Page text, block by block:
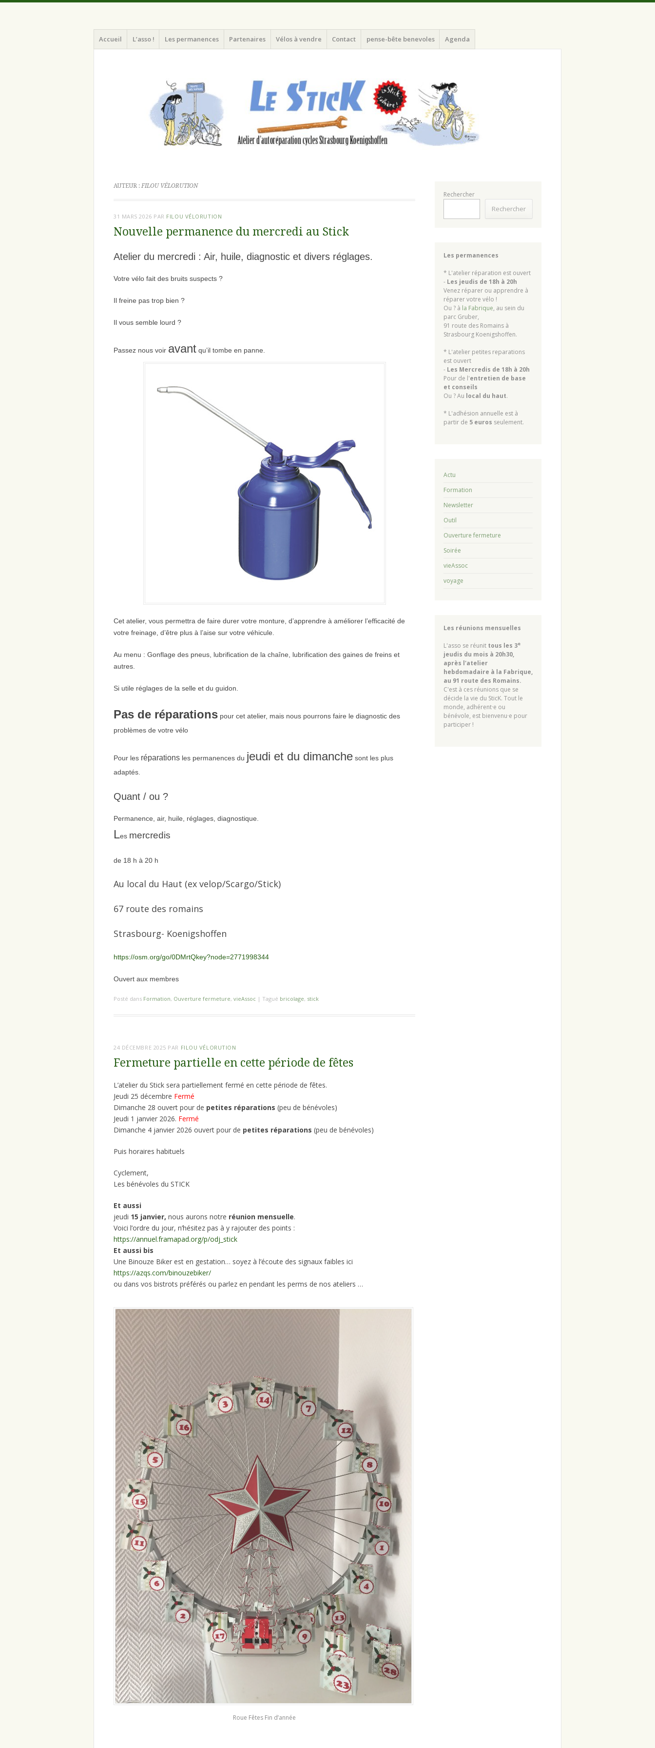
Le Stick
Atelier d'autoreparation cycles Strasbourg Koeunigshoffen
Menu
Aller
au
Accueil L’asso ! Les permanences Partenaires Vélos à vendre Contact pense-bête benevoles Agenda
AUTEUR : FILOU VÉLORUTION
31 MARS 2026 PAR FILOU VÉLORUTION
Nouvelle permanence du mercredi au Stick
Atelier du mercredi : Air, huile, diagnostic et divers réglages.
Votre vélo fait des bruits suspects ?
Il freine pas trop bien ?
Il vous semble lourd ?
Passez nous voir avant qu’il tombe en panne.
Cet atelier, vous permettra de faire durer votre monture, d’apprendre à améliorer l’efficacité de
votre freinage, d’être plus à l’aise sur votre véhicule.
Au menu : Gonflage des pneus, lubrification de la chaîne, lubrification des gaines de freins et
autres.
Si utile réglages de la selle et du guidon.
Pas de réparations pour cet atelier, mais nous pourrons faire le diagnostic des
problèmes de votre vélo
Pour les réparations les permanences du jeudi et du dimanche sont les plus
adaptés.
Quant / ou ?
Permanence, air, huile, réglages, diagnostique.
Les mercredis
de 18 h à 20 h
Au local du Haut (ex velop/Scargo/Stick)
67 route des romains
Strasbourg- Koenigshoffen
https://osm.org/go/0DMrtQkey?node=2771998344
Ouvert aux membres
Posté dans Formation, Ouverture fermeture, vieAssoc | Tagué bricolage, stick
24 DÉCEMBRE 2025 PAR FILOU VÉLORUTION
Fermeture partielle en cette période de fêtes
L’atelier du Stick sera partiellement fermé en cette période de fêtes.
Jeudi 25 décembre Fermé
Dimanche 28 ouvert pour de petites réparations (peu de bénévoles)
Jeudi 1 janvier 2026. Fermé
Dimanche 4 janvier 2026 ouvert pour de petites réparations (peu de bénévoles)
Puis horaires habituels
Cyclement,
Les bénévoles du STICK
Et aussi
jeudi 15 janvier, nous aurons notre réunion mensuelle.
Voici l’ordre du jour, n’hésitez pas à y rajouter des points :
https://annuel.framapad.org/p/odj_stick
Et aussi bis
Une Binouze Biker est en gestation… soyez à l’écoute des signaux faibles ici
https://azqs.com/binouzebiker/
ou dans vos bistrots préférés ou parlez en pendant les perms de nos ateliers …
Roue Fêtes Fin d’année
Rechercher
Rechercher
Les permanences
* L'atelier réparation est ouvert
- Les jeudis de 18h à 20h
Venez réparer ou apprendre à
réparer votre vélo !
Ou ? à la Fabrique, au sein du
parc Gruber,
91 route des Romains à
Strasbourg Koenigshoffen.
* L'atelier petites reparations
est ouvert
- Les Mercredis de 18h à 20h
Pour de l'entretien de base
et conseils
Ou ? Au local du haut.
* L'adhésion annuelle est à
partir de 5 euros seulement.
Actu
Formation
Newsletter
Outil
Ouverture fermeture
Soirée
vieAssoc
voyage
Les réunions mensuelles
L'asso se réunit tous les 3e
jeudis du mois à 20h30,
après l'atelier
hebdomadaire à la Fabrique,
au 91 route des Romains.
C'est à ces réunions que se
décide la vie du SticK. Tout le
monde, adhérent·e ou
bénévole, est bienvenu·e pour
participer !